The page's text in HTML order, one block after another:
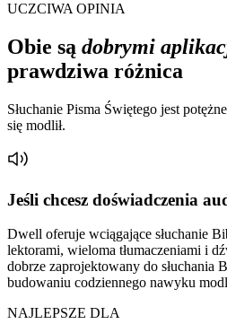
UCZCIWA OPINIA
Obie są dobrymi
prawdziwa różnica
Słuchanie Pisma Świętego jest
się modlił.
Jeśli chcesz doświadczenia
Dwell oferuje wciągające słuchanie
lektorami, wieloma tłumaczeniami i
dobrze zaprojektowany do słuchania
budowaniu codziennego nawyku
NAJLEPSZE DLA